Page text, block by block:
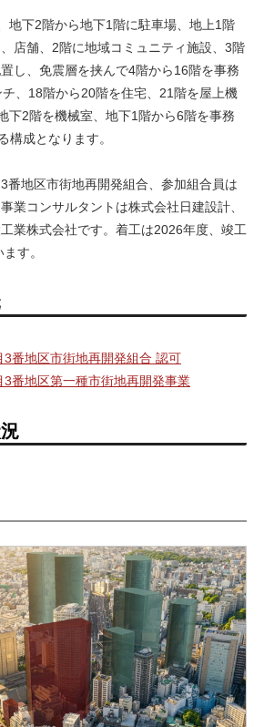
地下2階から地下1階に駐車場、地上1階
店舗、2階に地域コミュニティ施設、3階
し、免震層を挟んで4階から16階を事務
、18階から20階を住宅、21階を屋上機
下2階を機械室、地下1階から6階を事務
構成となります。
番地区市街地再開発組合、参加組合員は
業コンサルタントは株式会社日建設計、
業株式会社です。着工は2026年度、竣工
す。
番地区市街地再開発組合 認可
番地区第一種市街地再開発事業